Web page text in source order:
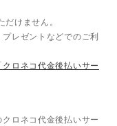
けません。
レゼントなどでのご利
クロネコ代金後払いサー
ロネコ代金後払いサー